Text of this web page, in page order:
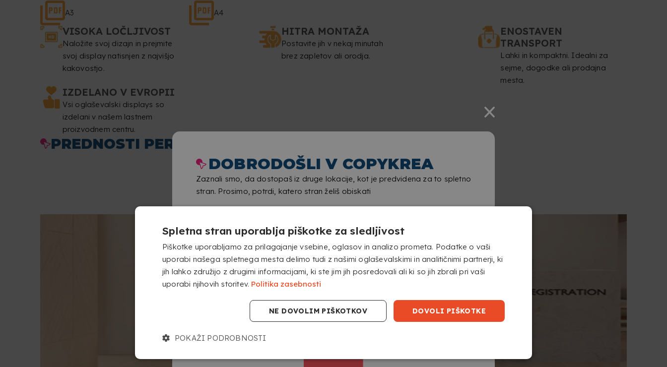
DOBRODOŠLI V COPYKREA
Zaznali smo, da dostopaš iz druge lokacije, kot je predvidena za to spletno
stran. Prosimo, potrdi, katero stran želiš obiskati
A3 A4
VISOKA LOČLJIVOST
Naložite svoj dizajn in prejmite
svoj display natisnjen z najvišjo
kakovostjo.
HITRA MONTAŽA
Postavite jih v nekaj minutah
brez zapletov ali orodja.
ENOSTAVEN
TRANSPORT
Lahki in kompaktni. Idealni za
sejme, dogodke ali prodajna
mesta.
IZDELANO V EVROPII
Vsi oglaševalski displays so
izdelani v našem lastnem
proizvodnem centru.
PREDNOSTI PERSONALIZIRANIH PREMIUM ROLL UPOV
Spletna stran uporablja piškotke za sledljivost
Piškotke uporabljamo za prilagajanje vsebine, oglasov in analizo prometa. Podatke o vaši
uporabi našega spletnega mesta delimo tudi z našimi oglaševalskimi in analitičnimi partnerji, ki
jih lahko združijo z drugimi informacijami, ki ste jim jih posredovali ali ki so jih zbrali pri vaši
uporabi njihovih storitev. Politika zasebnosti
DOVOLI PIŠKOTKE
NE DOVOLIM PIŠKOTKOV
POKAŽI PODROBNOSTI